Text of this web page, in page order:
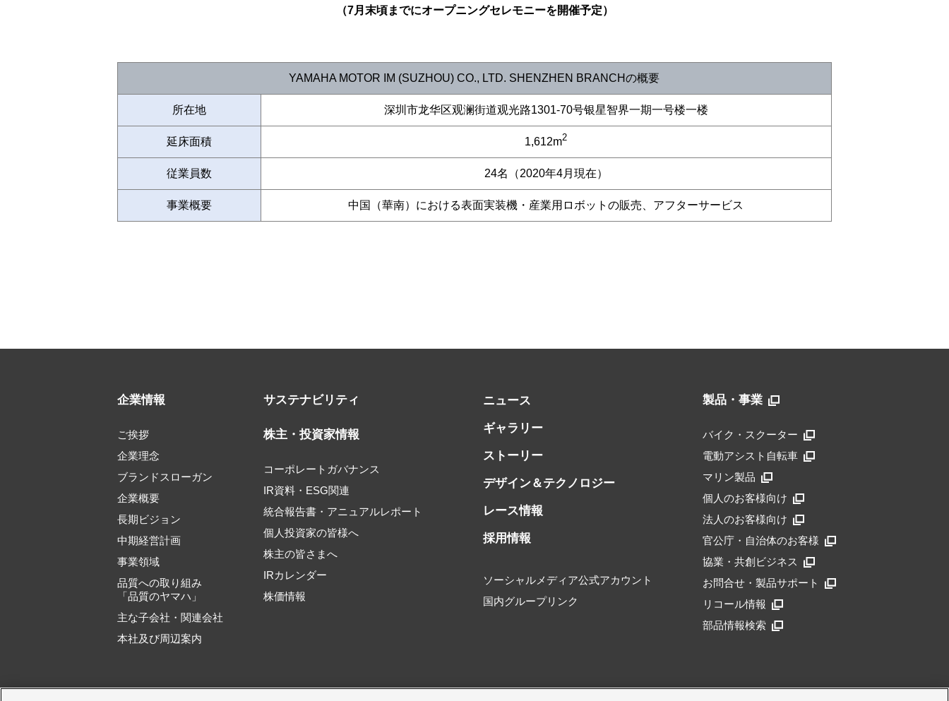
（7月末頃までにオープニングセレモニーを開催予定）
YAMAHA MOTOR IM (SUZHOU) CO., LTD. SHENZHEN BRANCHの概要
所在地 深圳市龙华区观澜街道观光路1301-70号银星智界一期一号楼一楼
延床面積 1,612m2
従業員数 24名（2020年4月現在）
事業概要 中国（華南）における表面実装機・産業用ロボットの販売、アフターサービス
企業情報
ご挨拶
企業理念
ブランドスローガン
企業概要
長期ビジョン
中期経営計画
事業領域
品質への取り組み
「品質のヤマハ」
主な子会社・関連会社
本社及び周辺案内
サステナビリティ
株主・投資家情報
コーポレートガバナンス
IR資料・ESG関連
統合報告書・アニュアルレポート
個人投資家の皆様へ
株主の皆さまへ
IRカレンダー
株価情報
ニュース
ギャラリー
ストーリー
デザイン＆テクノロジー
レース情報
採用情報
ソーシャルメディア公式アカウント
国内グループリンク
製品・事業
バイク・スクーター
電動アシスト自転車
マリン製品
個人のお客様向け
法人のお客様向け
官公庁・自治体のお客様
協業・共創ビジネス
お問合せ・製品サポート
リコール情報
部品情報検索